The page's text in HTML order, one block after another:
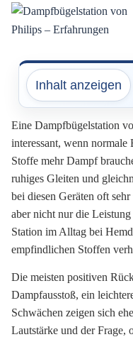
Inhalt anzeigen
Eine Dampfbügelstation
interessant, wenn normale
Stoffe mehr Dampf
ruhiges Gleiten und
bei diesen Geräten oft
aber nicht nur die
Station im Alltag bei
empfindlichen Stoffen
Die meisten positiven
Dampfausstoß, ein
Schwächen zeigen sich
Lautstärke und der Frage,